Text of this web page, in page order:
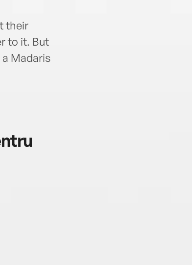
their
to it. But
Madaris